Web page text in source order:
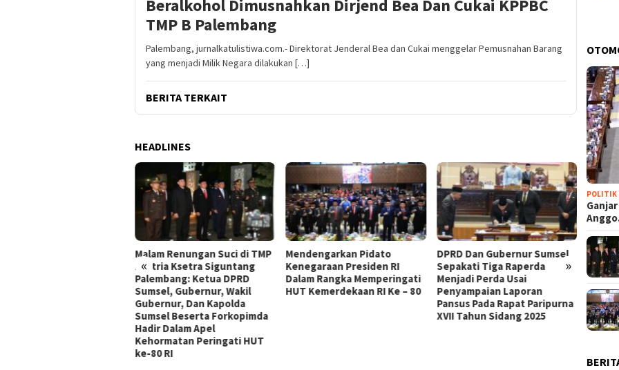
Beralkohol Dimusnahkan Dirjend Bea Dan Cukai KPPBC
TMP B Palembang
Palembang, jurnalkatulistiwa.com.- Direktorat Jenderal Bea dan Cukai menggelar Pemusnahan Barang
yang menjadi Milik Negara dilakukan […]
BERITA TERKAIT
HEADLINES
« »
Malam Renungan Suci di TMP
Ksatria Ksetra Siguntang
Palembang: Ketua DPRD
Sumsel, Gubernur, Wakil
Gubernur, Dan Kapolda
Sumsel Beserta Forkopimda
Hadir Dalam Apel
Kehormatan Peringati HUT
ke-80 RI
Mendengarkan Pidato
Kenegaraan Presiden RI
Dalam Rangka Memperingati
HUT Kemerdekaan RI Ke – 80
DPRD Dan Gubernur Sumsel
Sepakati Tiga Raperda
Menjadi Perda Usai
Penyampaian Laporan
Pansus Pada Rapat Paripurna
XVII Tahun Sidang 2025
DPRD
POLITIK